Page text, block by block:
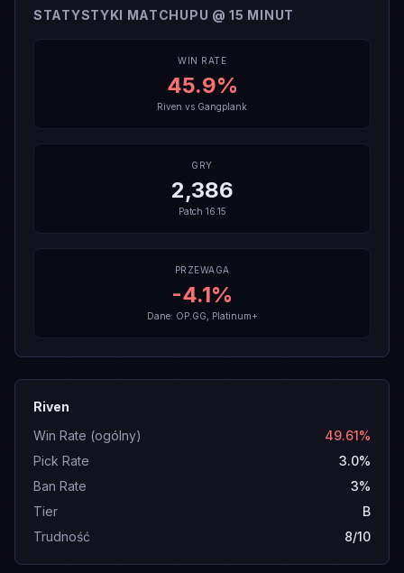
STATYSTYKI MATCHUPU @ 15 MINUT
WIN RATE
45.9%
Riven vs Gangplank
GRY
2,386
Patch 16.15
PRZEWAGA
-4.1%
Dane: OP.GG, Platinum+
Riven
Win Rate (ogólny)
49.61%
Pick Rate
3.0%
Ban Rate
3%
Tier
B
Trudność
8/10